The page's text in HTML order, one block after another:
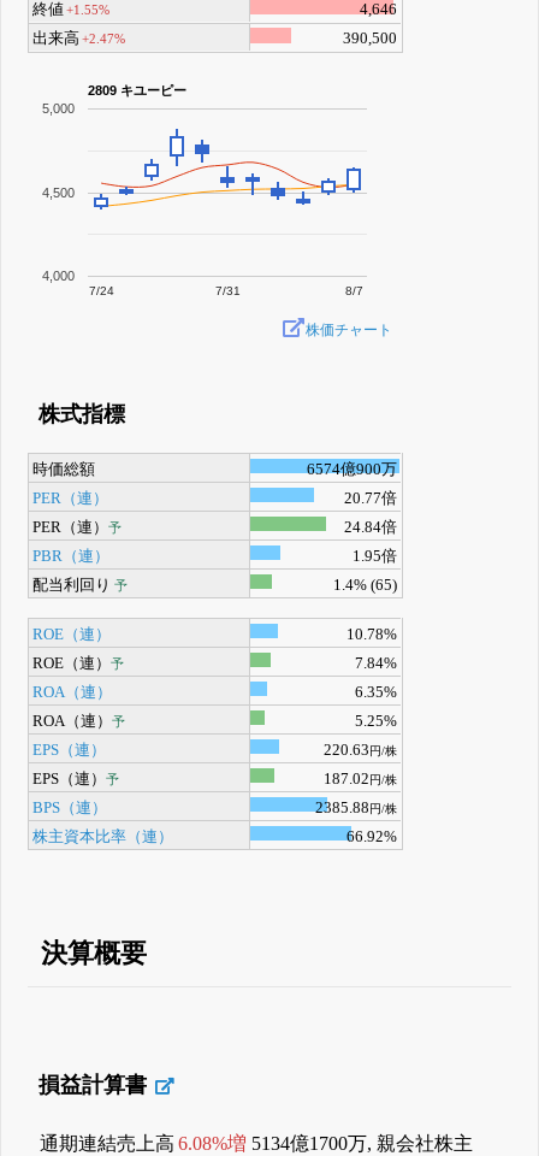
終値+1.55%
4,646
出来高 +2.47% 390,500
2809 キユーピー
7/24 7/31 8/7
4,000
4,500
5,000
株価チャート
株式指標
時価総額
6574億900万
PER（連）
20.77倍
PER（連）予
24.84倍
PBR（連）
1.95倍
配当利回り 予 1.4% (65)
ROE（連）
10.78%
ROE（連）予
7.84%
ROA（連）
6.35%
ROA（連）予
5.25%
EPS（連）
220.63円/株
EPS（連）予 187.02円/株
BPS（連） 2385.88円/株
株主資本比率（連） 66.92%
決算概要
損益計算書
通期連結売上高 6.08%増 5134億1700万, 親会社株主